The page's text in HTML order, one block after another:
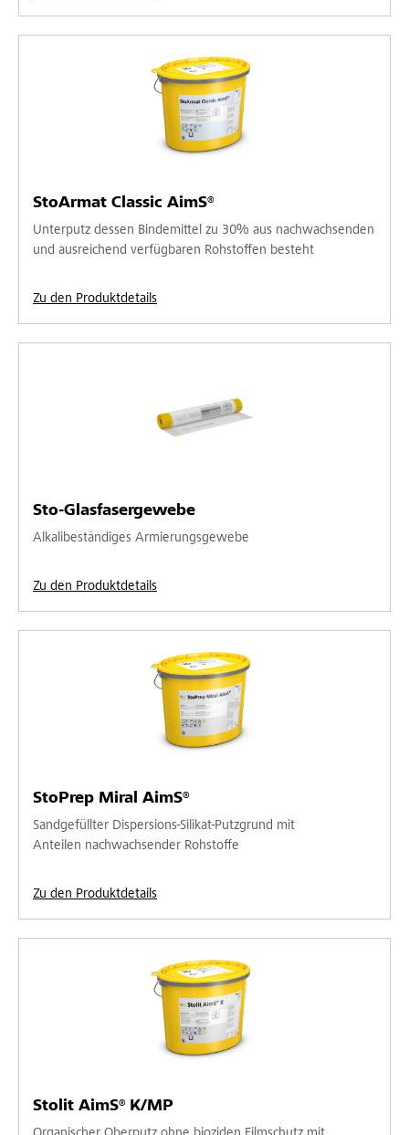
StoArmat Classic AimS®
Unterputz dessen Bindemittel zu 30% aus nachwachsenden
und ausreichend verfügbaren Rohstoffen besteht
Zu den Produktdetails
Sto-Glasfasergewebe
Alkalibeständiges Armierungsgewebe
Zu den Produktdetails
StoPrep Miral AimS®
Sandgefüllter Dispersions-Silikat-Putzgrund mit
Anteilen nachwachsender Rohstoffe
Zu den Produktdetails
Stolit AimS® K/MP